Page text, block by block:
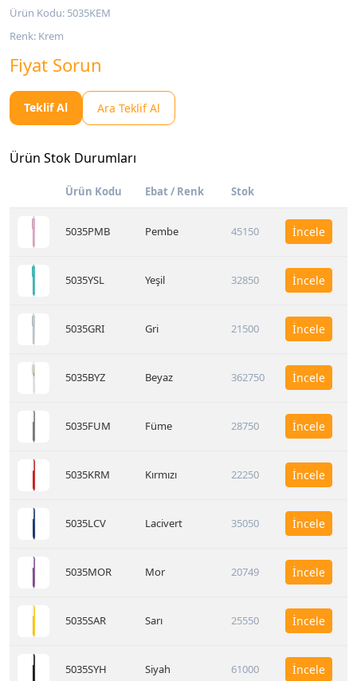
Ürün Kodu: 5035KEM
Renk: Krem
Fiyat Sorun
Teklif Al Ara Teklif Al
Ürün Stok Durumları
Ürün Kodu Ebat / Renk Stok
5035PMB Pembe 45150 İncele
5035YSL Yeşil 32850 İncele
5035GRI Gri 21500 İncele
5035BYZ Beyaz 362750 İncele
5035FUM Füme 28750 İncele
5035KRM Kırmızı 22250 İncele
5035LCV Lacivert 35050 İncele
5035MOR Mor 20749 İncele
5035SAR Sarı 25550 İncele
5035SYH Siyah 61000 İncele